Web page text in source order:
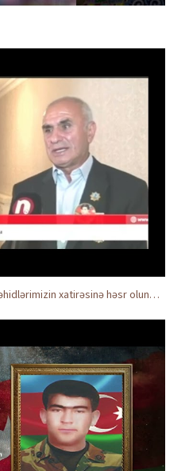
AVMVİB Naxçıvan MR təşkilatı şəhidlərimizin xatirəsinə həsr olunmuş tədbir keçirdi